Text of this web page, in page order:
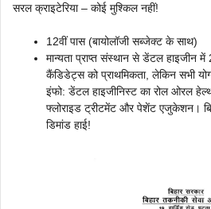
सरल क्राइटेरिया – कोई मुश्किल नहीं!
12वीं पास (बायोलॉजी सब्जेक्ट के साथ)
मान्यता प्राप्त संस्थान से डेंटल हाइजीन में
कैंडिडेट्स को प्राथमिकता, लेकिन सभी
इंफो: डेंटल हाइजीनिस्ट का रोल ओरल
फ्लोराइड ट्रीटमेंट और पेशेंट एजुकेशन।
डिमांड हाई!